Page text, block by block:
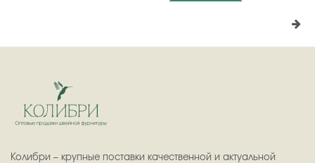
Колибри – крупные поставки качественной и актуальной